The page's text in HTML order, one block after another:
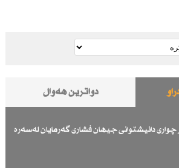
دواترین هەواڵ
دانیشتوانی جیهان فشاری گەرمایان لەسەرە